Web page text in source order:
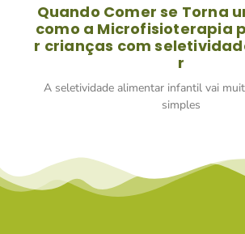
Quando Comer se Torna
como a Microfisioterapia
r crianças com
r
A seletividade alimentar infantil vai
simples